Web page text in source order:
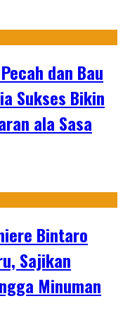
dan Bau
Sukses Bikin
ala Sasa
Bintaro
Sajikan
Minuman